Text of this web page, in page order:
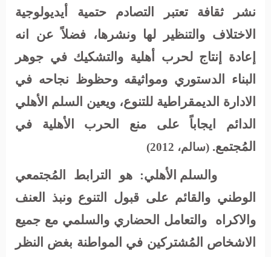
نشر ثقافة تعتبر التصادم حتمية أيديولوجية
الاختلاف والتنظير لها ونشرها، فضلاً عن انه
إعادة إنتاج لحرب أهلية والتشكيك في جوهر
البناء الدستوري ومواثيقه وحظوظ نجاحه في
الادارة الديمقراطية للتنوع، ويعين السلم الأهلي
الدائم ايجاباً على منع الحرب الأهلية في
المُجتمع. (سالم، 2012)
والسلم الأهلي: هو الترابط المُجتمعي
الوطني والقائم على قبول التنوع ونبذ العنف
والاكراه
والتعامل الحضاري والسلمي مع جميع
الاشخاص المُشتركين في المواطنة بغض النظر